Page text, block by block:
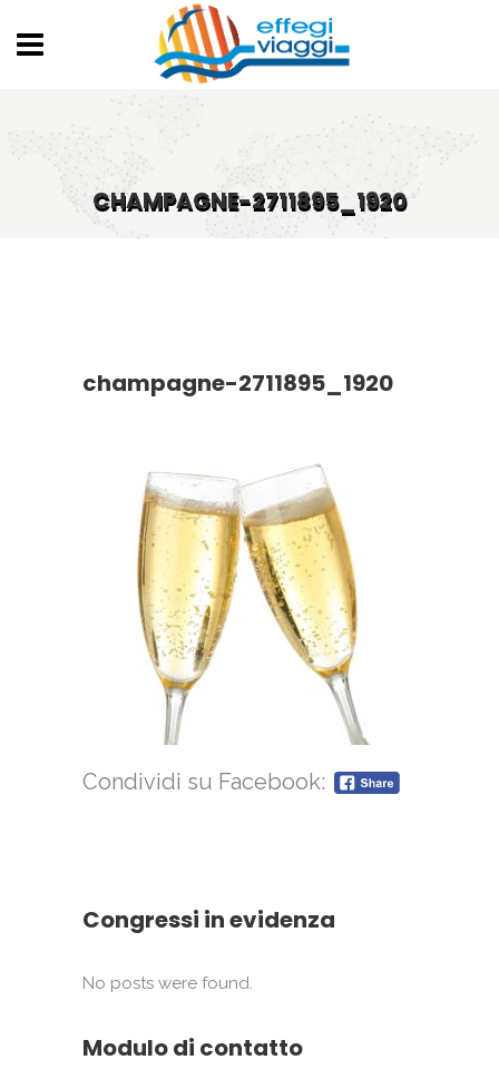
CHAMPAGNE-2711895_1920
champagne-2711895_1920
Condividi su Facebook:
Congressi in evidenza
No posts were found.
Modulo di contatto